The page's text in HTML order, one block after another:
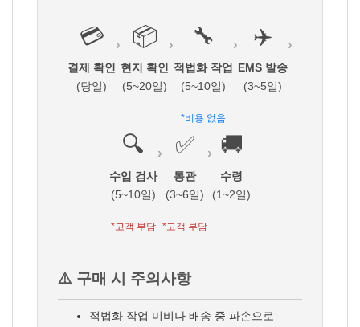
💳
결제 확인
(당일)
› 📦
현지 확인
(5~20일)
› 🔧
적법화 작업
(5~10일)
*비용 없음
› ✈️
EMS 발송
(3~5일)
›
🔍
수입 검사
(5~10일)
*고객 부담
› ✅
통관
(3~6일)
*고객 부담
› 🚚
수령
(1~2일)
⚠️ 구매 시 주의사항
적법화 작업 미비나 배송 중 파손으로